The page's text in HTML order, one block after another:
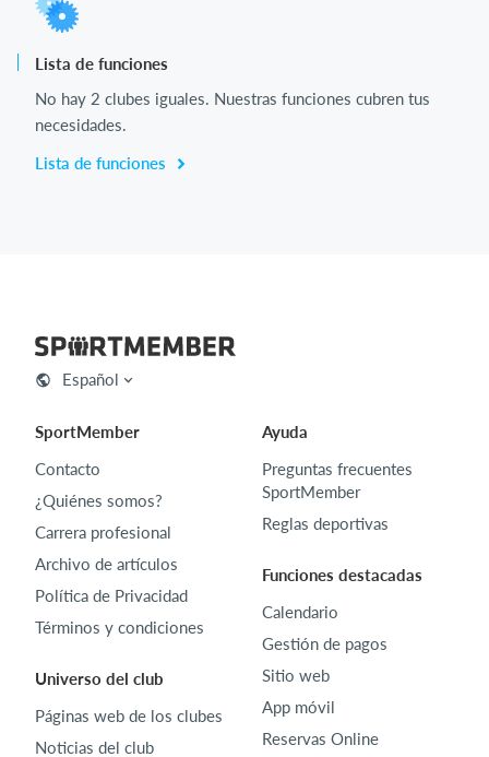
Lista de funciones
No hay 2 clubes iguales. Nuestras funciones cubren tus
necesidades.
Lista de funciones
Español
SportMember
Contacto
¿Quiénes somos?
Carrera profesional
Archivo de artículos
Política de Privacidad
Términos y condiciones
Universo del club
Páginas web de los clubes
Noticias del club
Ayuda
Preguntas frecuentes
SportMember
Reglas deportivas
Funciones destacadas
Calendario
Gestión de pagos
Sitio web
App móvil
Reservas Online